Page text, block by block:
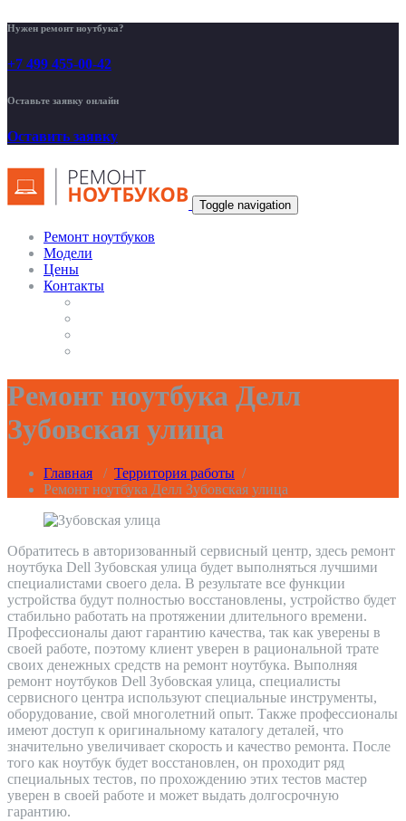
Нужен ремонт ноутбука?
+7 499 455-00-42
Оставьте заявку онлайн
Оставить заявку
Toggle navigation
Ремонт ноутбуков
Модели
Цены
Контакты
Ремонт ноутбука Делл
Зубовская улица
Главная / Территория работы /
Ремонт ноутбука Делл Зубовская улица
Обратитесь в авторизованный сервисный центр, здесь ремонт
ноутбука Dell Зубовская улица будет выполняться лучшими
специалистами своего дела. В результате все функции
устройства будут полностью восстановлены, устройство будет
стабильно работать на протяжении длительного времени.
Профессионалы дают гарантию качества, так как уверены в
своей работе, поэтому клиент уверен в рациональной трате
своих денежных средств на ремонт ноутбука. Выполняя
ремонт ноутбуков Dell Зубовская улица, специалисты
сервисного центра используют специальные инструменты,
оборудование, свой многолетний опыт. Также профессионалы
имеют доступ к оригинальному каталогу деталей, что
значительно увеличивает скорость и качество ремонта. После
того как ноутбук будет восстановлен, он проходит ряд
специальных тестов, по прохождению этих тестов мастер
уверен в своей работе и может выдать долгосрочную
гарантию.